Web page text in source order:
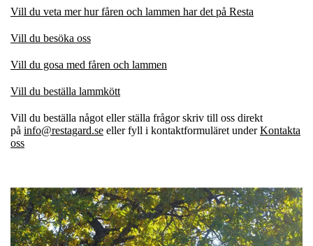
Vill du veta mer hur fåren och lammen har det på Resta
Vill du besöka oss
Vill du gosa med fåren och lammen
Vill du beställa lammkött
Vill du beställa något eller ställa frågor skriv till oss direkt
på info@restagard.se eller fyll i kontaktformuläret underKontakta
oss